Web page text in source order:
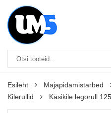
Esileht Majapidamistarbed
Kilerullid
Käsikile legorull